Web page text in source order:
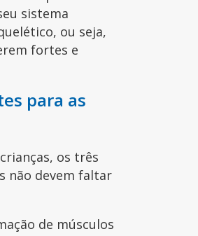
sistema
ou seja,
fortes e
para as
os três
não devem faltar
de músculos